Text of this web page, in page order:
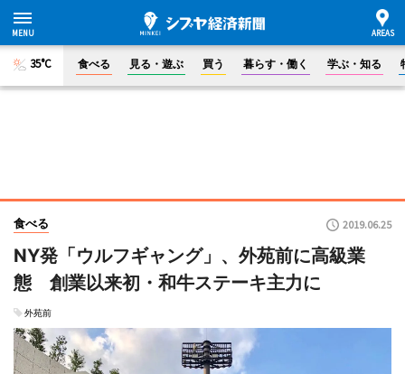
35°C 食べる 見る・遊ぶ 買う 暮らす・働く 学ぶ・知る
食べる 2019.06.25
NY発「ウルフギャング」、外苑前に高級業
態 創業以来初・和牛ステーキ主力に
外苑前